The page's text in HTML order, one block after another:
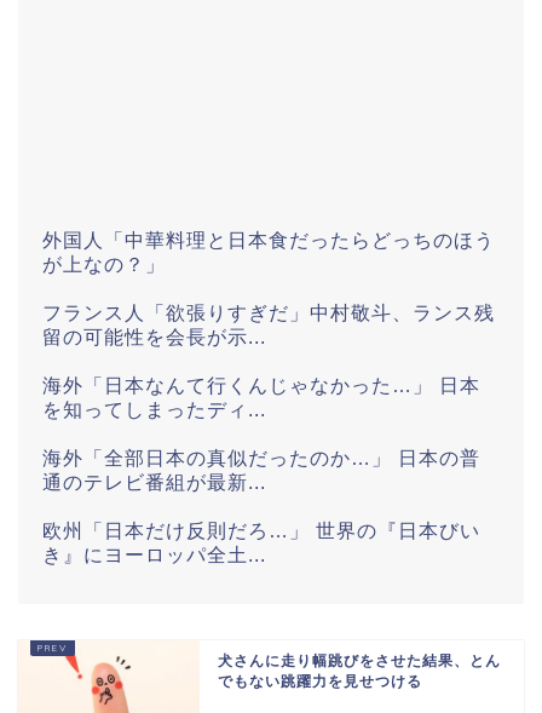
外国人「中華料理と日本食だったらどっちのほう
が上なの？」
フランス人「欲張りすぎだ」中村敬斗、ランス残
留の可能性を会長が示...
海外「日本なんて行くんじゃなかった…」 日本
を知ってしまったディ...
海外「全部日本の真似だったのか…」 日本の普
通のテレビ番組が最新...
欧州「日本だけ反則だろ…」 世界の『日本びい
き』にヨーロッパ全土...
海外「日本がキラキラして見える…」 日本の街
頭インタビューに登場...
犬さんに走り幅跳びをさせた結果、とん
でもない跳躍力を見せつける